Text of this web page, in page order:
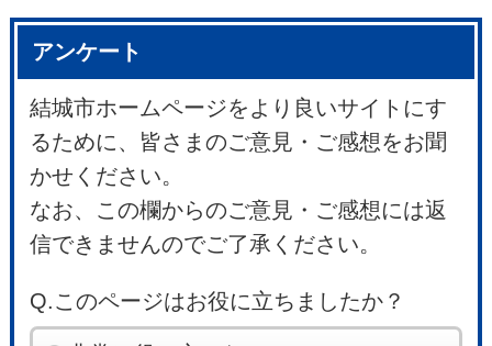
アンケート
結城市ホームページをより良いサイトにす
るために、皆さまのご意見・ご感想をお聞
かせください。
なお、この欄からのご意見・ご感想には返
信できませんのでご了承ください。
Q.このページはお役に立ちましたか？